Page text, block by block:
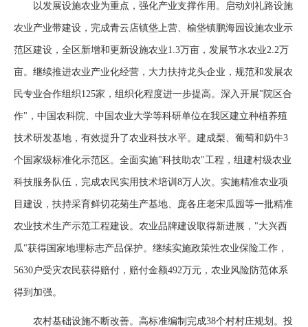
以发展设施农业为重点，强化产业支撑作用。启动刘礼路设施
农业产业带建设，完成青云店镇垡上营、榆垡镇鹏海园设施农业示
范区建设，全区新增和更新设施农业1.3万亩，发展节水农业2.2万
亩。继续推进农业产业化经营，大力扶持龙头企业，规范和发展农
民专业合作组织125家，组织化程度进一步提高。深入开展"院区合
作"，中国农科院、中国农业大学等科研单位在我区建立种植养殖
技术研发基地，有效提升了农业科技水平。建成梨、葡萄和奶牛3
个国家级标准化示范区。全面实施"科技助农"工程，组建村级农业
科技服务队伍，完成农民实用技术培训8万人次。实施精准农业项
目建设，扶持采育鲜切花菊生产基地、庞各庄老宋瓜园等一批精准
农业技术生产示范工程建设。农业品牌建设取得新进展，"大兴西
瓜"获得国家地理标志产品保护。继续实施政策性农业保险工作，
5630户受灾农民获得赔付，赔付金额492万元，农业风险防范体系
得到加强。
农村基础设施不断改善。高标准编制完成38个村村庄规划。投